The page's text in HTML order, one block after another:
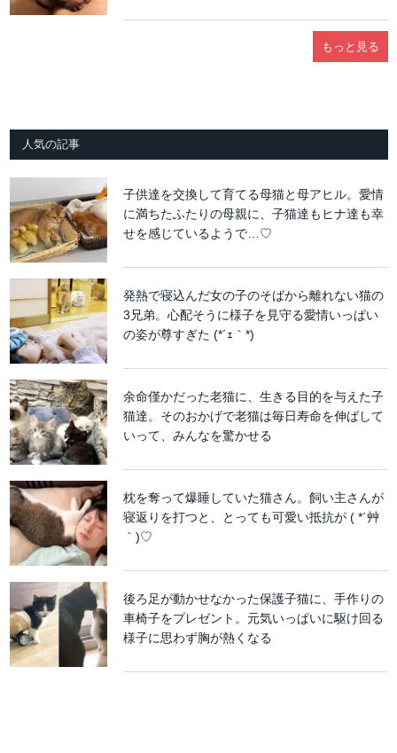
もっと見る
人気の記事
子供達を交換して育てる母猫と母アヒル。愛情
に満ちたふたりの母親に、子猫達もヒナ達も幸
せを感じているようで…♡
発熱で寝込んだ女の子のそばから離れない猫の
3兄弟。心配そうに様子を見守る愛情いっぱい
の姿が尊すぎた (*´ｪ｀*)
余命僅かだった老猫に、生きる目的を与えた子
猫達。そのおかげで老猫は毎日寿命を伸ばして
いって、みんなを驚かせる
枕を奪って爆睡していた猫さん。飼い主さんが
寝返りを打つと、とっても可愛い抵抗が ( *´艸
｀)♡
後ろ足が動かせなかった保護子猫に、手作りの
車椅子をプレゼント。元気いっぱいに駆け回る
様子に思わず胸が熱くなる